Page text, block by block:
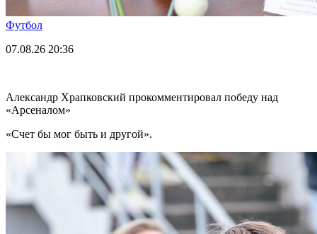
Футбол
07.08.26 20:36
Александр Храпковский прокомментировал победу над
«Арсеналом»
«Счет бы мог быть и другой».